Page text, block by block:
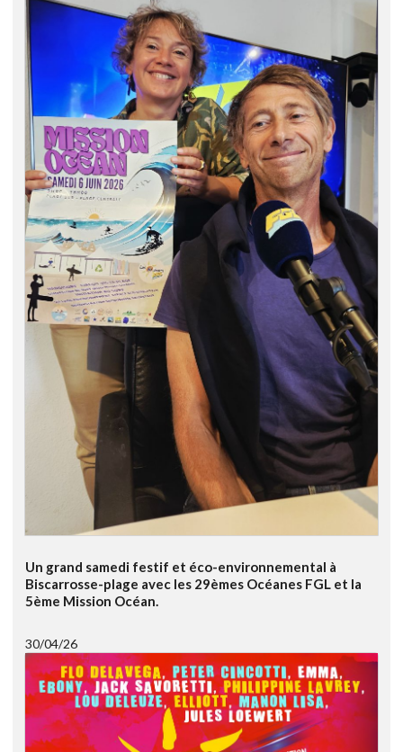
Un grand samedi festif et éco-environnemental à
Biscarrosse-plage avec les 29èmes Océanes FGL et la
5ème Mission Océan.
30/04/26